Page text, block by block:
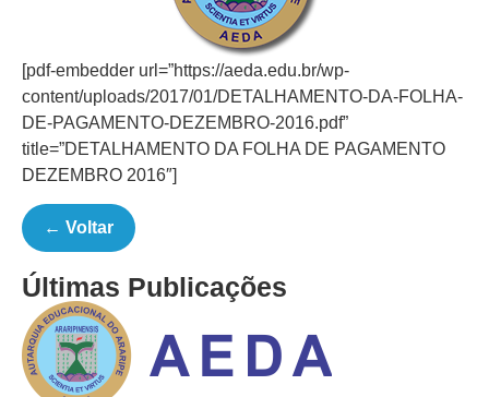
[pdf-embedder url=”https://aeda.edu.br/wp-
content/uploads/2017/01/DETALHAMENTO-DA-FOLHA-
DE-PAGAMENTO-DEZEMBRO-2016.pdf”
title=”DETALHAMENTO DA FOLHA DE PAGAMENTO
DEZEMBRO 2016″]
← Voltar
Últimas Publicações